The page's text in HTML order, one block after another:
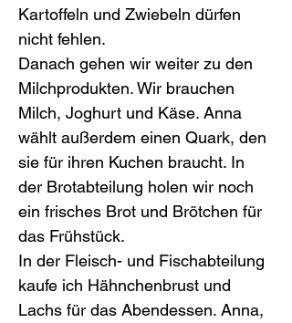
Kartoffeln und Zwiebeln dürfen
nicht fehlen.
Danach gehen wir weiter zu den
Milchprodukten. Wir brauchen
Milch, Joghurt und Käse. Anna
wählt außerdem einen Quark, den
sie für ihren Kuchen braucht. In
der Brotabteilung holen wir noch
ein frisches Brot und Brötchen für
das Frühstück.
In der Fleisch- und Fischabteilung
kaufe ich Hähnchenbrust und
Lachs für das Abendessen. Anna,